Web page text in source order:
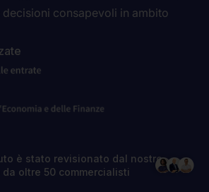
consapevoli in ambito
è stato revisionato dal nostro
oltre 50 commercialisti